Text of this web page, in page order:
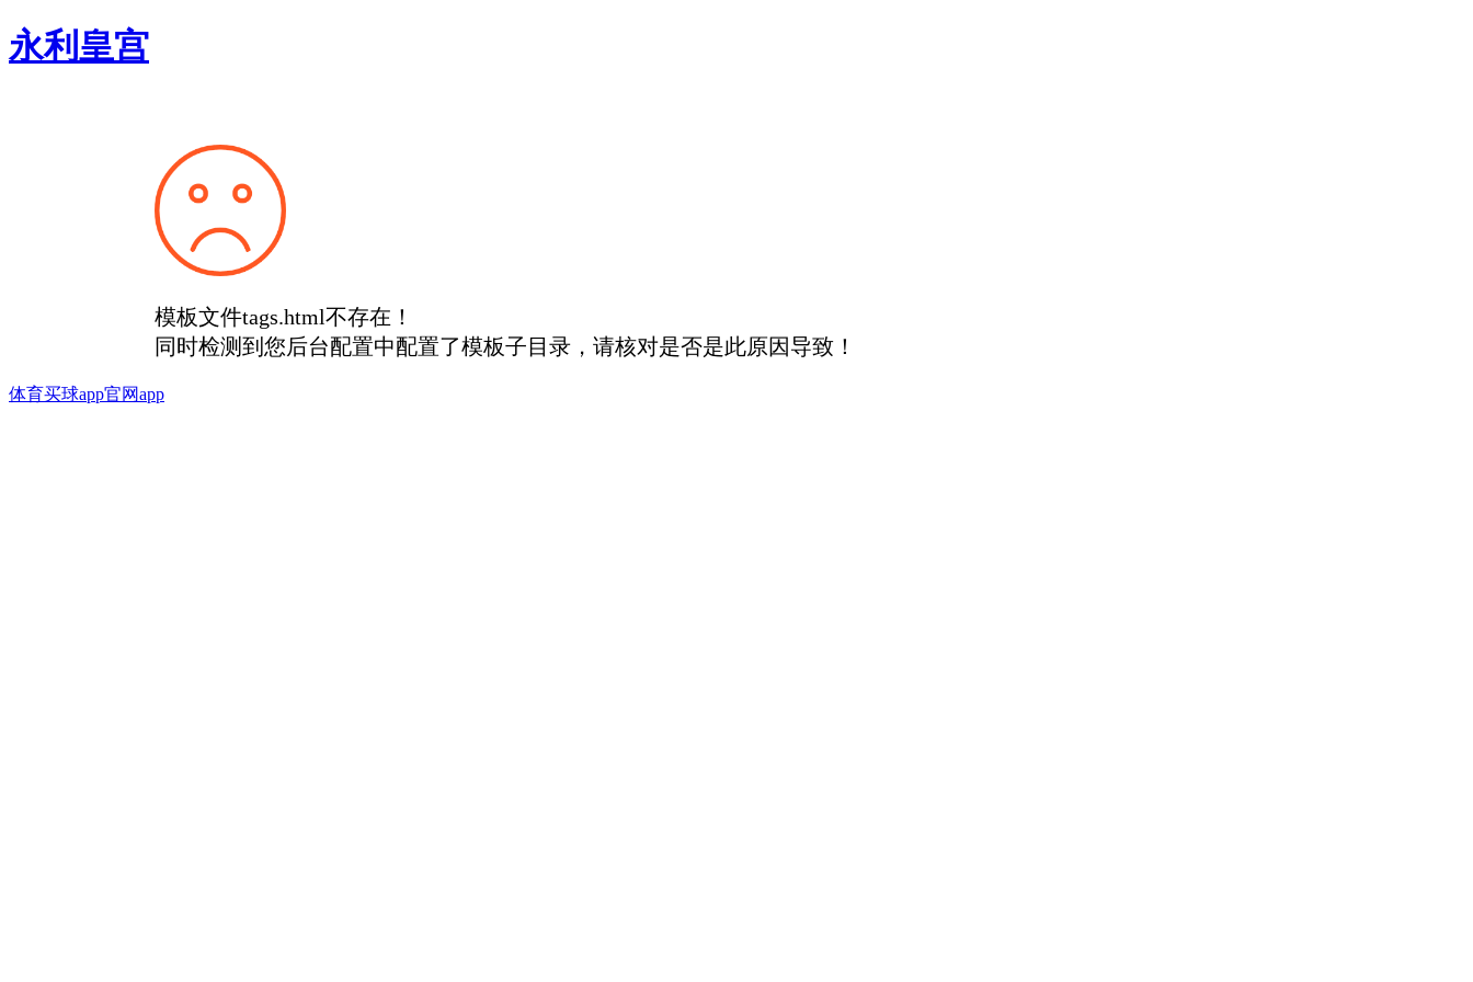
永利皇宫
模板文件tags.html不存在！
同时检测到您后台配置中配置了模板子目录，请核对是否是此原因导致！
体育买球app官网app